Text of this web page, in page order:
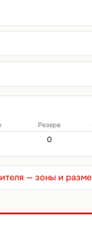
Резерв
0
— зоны и